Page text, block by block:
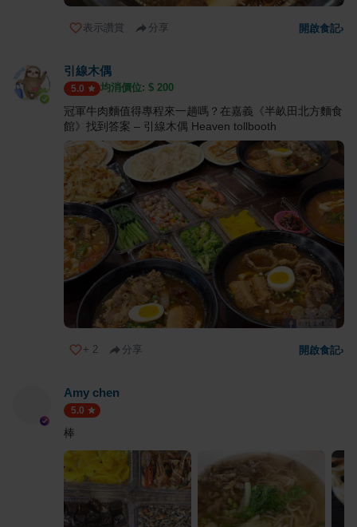
表示讚賞 分享 開啟食記›
引線木偶
5.0 均消價位: $ 200
冠軍牛肉麵值得專程來一趟嗎？在嘉義《半畝田北方麵食
館》找到答案 – 引線木偶 Heaven tollbooth
+ 2 分享 開啟食記›
Amy chen
5.0
棒